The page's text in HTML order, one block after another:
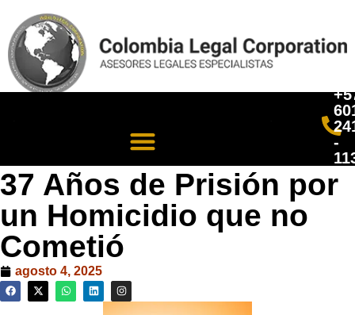
-
37 Años de Prisión por
un Homicidio que no
Cometió
agosto 4, 2025